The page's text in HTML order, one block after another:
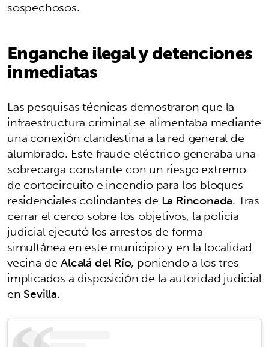
sospechosos.
Enganche ilegal y detenciones
inmediatas
Las pesquisas técnicas demostraron que la
infraestructura criminal se alimentaba mediante
una conexión clandestina a la red general de
alumbrado. Este fraude eléctrico generaba una
sobrecarga constante con un riesgo extremo
de cortocircuito e incendio para los bloques
residenciales colindantes de La Rinconada. Tras
cerrar el cerco sobre los objetivos, la policía
judicial ejecutó los arrestos de forma
simultánea en este municipio y en la localidad
vecina deAlcalá del Río, poniendo a los tres
implicados a disposición de la autoridad judicial
enSevilla.